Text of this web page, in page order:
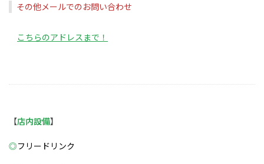
その他メールでのお問い合わせ
こちらのアドレスまで！
【店内設備】
◎フリードリンク